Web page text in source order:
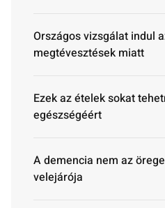
Országos vizsgálat indul
megtévesztések miatt
Ezek az ételek sokat
egészségéért
A demencia nem az
velejárója